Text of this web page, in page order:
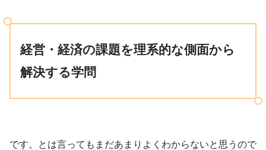
経営、経済の課
題を理系的な観点から解決する学問です。
経営・経済の課題を理系的な側面から
解決する学問
です。とは言ってもまだあまりよくわからないと思うので